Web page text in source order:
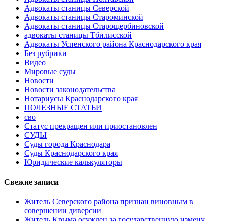
Адвокаты станицы Северской
Адвокаты станицы Староминской
Адвокаты станицы Старощербиновской
адвокаты станицы Тбилисской
Адвокаты Успенского района Краснодарского края
Без рубрики
Видео
Мировые суды
Новости
Новости законодательства
Нотариусы Краснодарского края
ПОЛЕЗНЫЕ СТАТЬИ
сво
Статус прекращен или приостановлен
СУДЫ
Суды города Краснодара
Суды Краснодарского края
Юридические калькуляторы
Свежие записи
Житель Северского района признан виновным в
совершении диверсии